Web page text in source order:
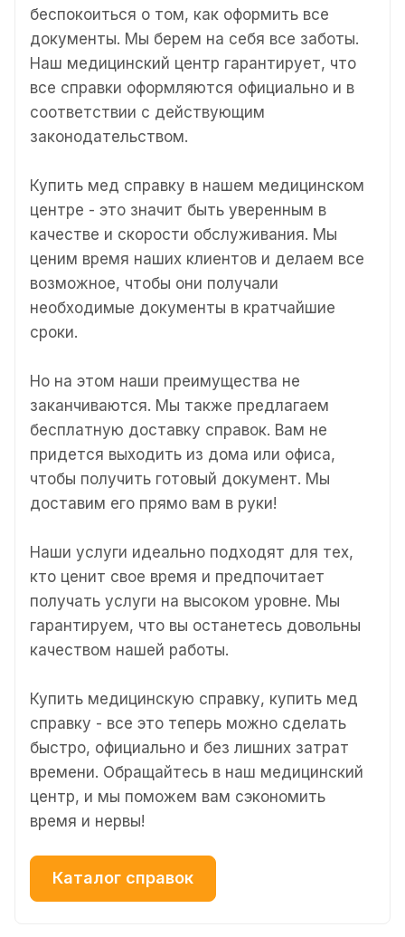
беспокоиться о том, как оформить все
документы. Мы берем на себя все заботы.
Наш медицинский центр гарантирует, что
все справки оформляются официально и в
соответствии с действующим
законодательством.
Купить мед справку в нашем медицинском
центре - это значит быть уверенным в
качестве и скорости обслуживания. Мы
ценим время наших клиентов и делаем все
возможное, чтобы они получали
необходимые документы в кратчайшие
сроки.
Но на этом наши преимущества не
заканчиваются. Мы также предлагаем
бесплатную доставку справок. Вам не
придется выходить из дома или офиса,
чтобы получить готовый документ. Мы
доставим его прямо вам в руки!
Наши услуги идеально подходят для тех,
кто ценит свое время и предпочитает
получать услуги на высоком уровне. Мы
гарантируем, что вы останетесь довольны
качеством нашей работы.
Купить медицинскую справку, купить мед
справку - все это теперь можно сделать
быстро, официально и без лишних затрат
времени. Обращайтесь в наш медицинский
центр, и мы поможем вам сэкономить
время и нервы!
Каталог справок